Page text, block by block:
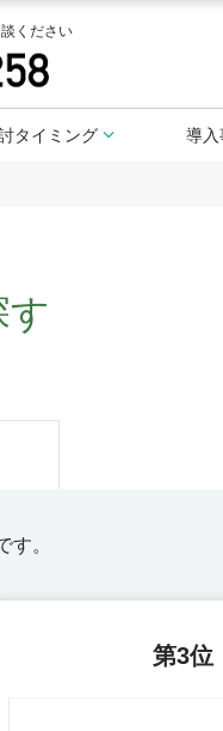
ください
タイミング 導入
。
第3位